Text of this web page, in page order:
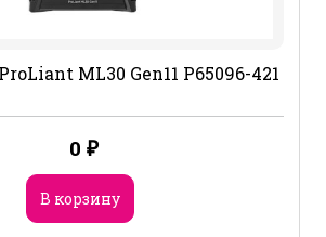
ML30 Gen11 P65096-421
0 ₽
В корзину